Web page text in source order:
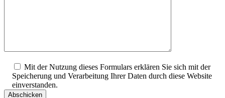
Mit der Nutzung dieses Formulars erklären Sie sich mit der
Speicherung und Verarbeitung Ihrer Daten durch diese Website
einverstanden.